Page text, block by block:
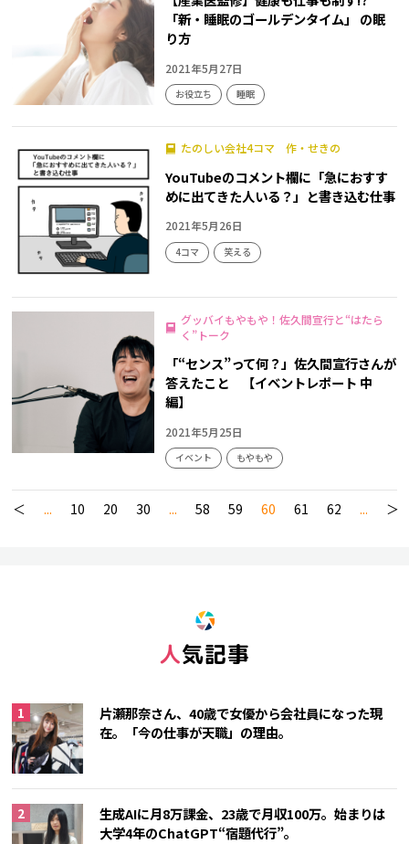
「新・睡眠のゴールデンタイム」 の眠
り方
2021年5月27日
お役立ち 睡眠
たのしい会社4コマ 作・せきの
YouTubeのコメント欄に「急におすす
めに出てきた人いる？」と書き込む仕事
2021年5月26日
4コマ 笑える
グッバイもやもや！佐久間宣行と“はたら
く”トーク
「“センス”って何？」佐久間宣行さんが
答えたこと 【イベントレポート 中
編】
2021年5月25日
イベント もやもや
＜ ... 10 20 30 ... 58 59 60 61 62 ... ＞
人気記事
片瀬那奈さん、40歳で女優から会社員になった現
在。「今の仕事が天職」の理由。
生成AIに月8万課金、23歳で月収100万。始まりは
大学4年のChatGPT“宿題代行”。